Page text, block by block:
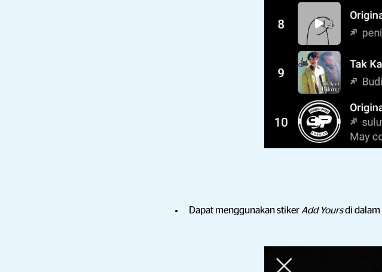
Dapat menggunakan stiker Add Yoursdi dalam